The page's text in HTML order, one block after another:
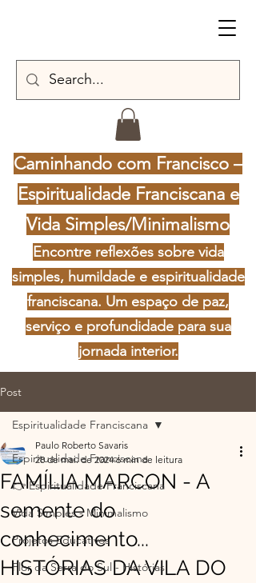
Caminhando com Francisco –
Espiritualidade Franciscana e
Vida Simples/Minimalismo
Encontre reflexões sobre vida
simples, humildade e espiritualidade
franciscana. Um espaço de paz,
serviço e profundidade para sua
jornada interior.
Post
Espiritualidade Franciscana
👉 Espiritualidade Franciscana
Vida Simples - Minimalismo
Projetos Educativos
Flor da Serra do Sul - Histórias
Espiritualidade Franciscana
FAMÍLIA MARCON - A
semente do
conhecimento...
HISTÓRIAS DA VILA DO
Paulo Roberto Savaris
28 de mai. de 2024 6 min de leitura